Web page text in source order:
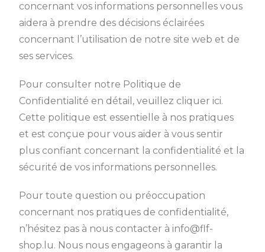
concernant vos informations personnelles vous
aidera à prendre des décisions éclairées
concernant l’utilisation de notre site web et de
ses services.
Pour consulter notre Politique de
Confidentialité en détail, veuillez cliquer ici.
Cette politique est essentielle à nos pratiques
et est conçue pour vous aider à vous sentir
plus confiant concernant la confidentialité et la
sécurité de vos informations personnelles.
Pour toute question ou préoccupation
concernant nos pratiques de confidentialité,
n’hésitez pas à nous contacter à info@flf-
shop.lu. Nous nous engageons à garantir la